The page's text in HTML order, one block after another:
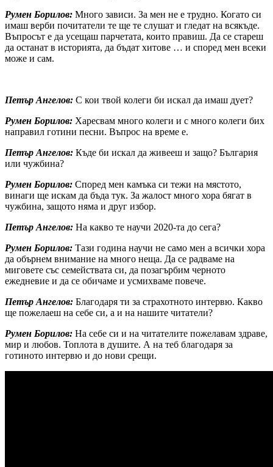
Румен Борилов: Много зависи. За мен не е трудно. Когато си
имаш верби почитатели те ще те слушат и гледат на всякъде.
Въпросът е да усещаш парчетата, които правиш. Да се стареш
да останат в историята, да бъдат хитове … и според мен всеки
може и сам.
Петър Ангелов: С кои твой колеги би искал да имаш дует?
Румен Борилов: Харесвам много колеги и с много колеги бих
направил готини песни. Въпрос на време е.
Петър Ангелов: Къде би искал да живееш и защо? България
или чужбина?
Румен Борилов: Според мен камъка си тежи на мястото,
винаги ще искам да бъда тук. За жалост много хора бягат в
чужбина, защото няма и друг избор.
Петър Ангелов: На какво те научи 2020-та до сега?
Румен Борилов: Тази година научи не само мен а всички хора
да обърнем внимание на много неща. Да се радваме на
миговете със семействата си, да позагърбим черното
ежедневие и да се обичаме и усмихваме повече.
Петър Ангелов: Благодаря ти за страхотното интервю. Какво
ще пожелаеш на себе си, а и на нашите читатели?
Румен Борилов: На себе си и на читателите пожелавам здраве,
мир и любов. Топлота в душите. А на теб благодаря за
готиното интервю и до нови срещи.